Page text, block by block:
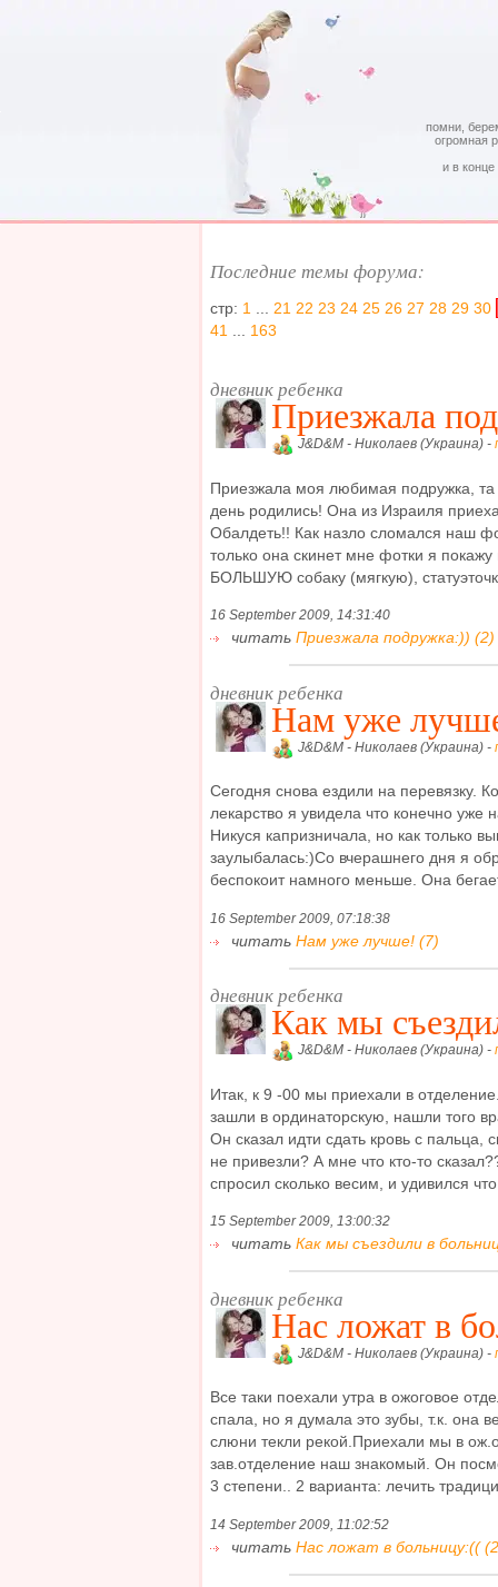
помни,
огромная
и в
Последние темы форума:
стр: 1 21 22 23 24 25 26 27 28 29 30
41
163
дневник ребенка
Приезжала
J&D&M - Николаев (Украина) -
Приезжала моя любимая подружка,
день родились! Она из Израиля
Обалдеть!! Как назло сломался наш
только она скинет мне фотки я
БОЛЬШУЮ собаку (мягкую),
16 September 2009, 14:31:40
читать Приезжала подружка:)) (2)
дневник ребенка
Нам уже
J&D&M - Николаев (Украина) -
Сегодня снова ездили на перевязку.
лекарство я увидела что конечно уже
Никуся капризничала, но как только
заулыбалась:)Со вчерашнего дня я
беспокоит намного меньше. Она
16 September 2009, 07:18:38
читать Нам уже лучше! (7)
дневник ребенка
Как мы
J&D&M - Николаев (Украина) -
Итак, к 9 -00 мы приехали в
зашли в ординаторскую, нашли того
Он сказал идти сдать кровь с
не привезли? А мне что кто-то
спросил сколько весим, и удивился
15 September 2009, 13:00:32
читать Как мы съездили в
дневник ребенка
Нас ложат в
J&D&M - Николаев (Украина) -
Все таки поехали утра в ожоговое
спала, но я думала это зубы, т.к. она
слюни текли рекой.Приехали мы в
зав.отделение наш знакомый. Он
3 степени.. 2 варианта: лечить
14 September 2009, 11:02:52
читать Нас ложат в больницу:((